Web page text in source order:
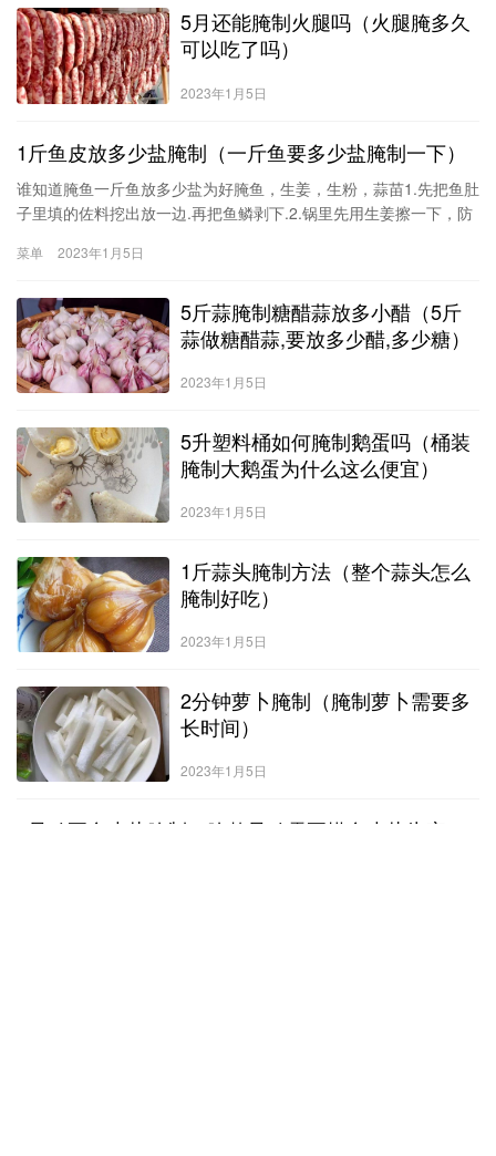
5月还能腌制火腿吗（火腿腌多久
可以吃了吗）
2023年1月5日
1斤鱼皮放多少盐腌制（一斤鱼要多少盐腌制一下）
谁知道腌鱼一斤鱼放多少盐为好腌鱼，生姜，生粉，蒜苗1.先把鱼肚
子里填的佐料挖出放一边.再把鱼鳞剥下.2.锅里先用生姜擦一下，防
腌制过的，鱼皮真的特别难煎.煎了三条一条都没好的.表面
菜单 2023年1月5日
5斤蒜腌制糖醋蒜放多小醋（5斤
蒜做糖醋蒜,要放多少醋,多少糖）
2023年1月5日
5升塑料桶如何腌制鹅蛋吗（桶装
腌制大鹅蛋为什么这么便宜）
2023年1月5日
1斤蒜头腌制方法（整个蒜头怎么
腌制好吃）
2023年1月5日
2分钟萝卜腌制（腌制萝卜需要多
长时间）
2023年1月5日
5只鸡要多少盐腌制（腌整只鸡需要摸多少盐为宜）